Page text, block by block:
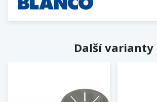
Další varianty